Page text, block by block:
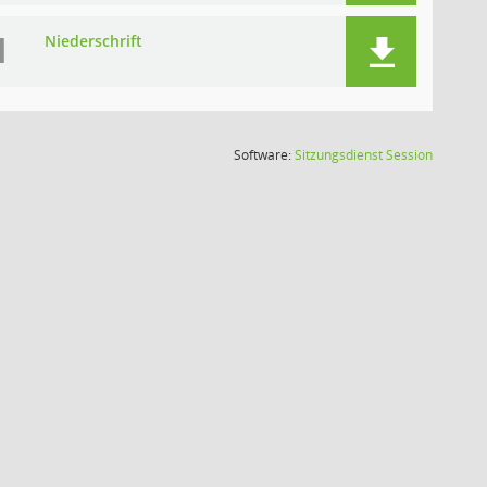
Niederschrift
Software:SitzungsdienstSession(Wird in